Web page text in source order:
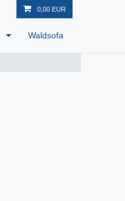
0,00 EUR
Waldsofa